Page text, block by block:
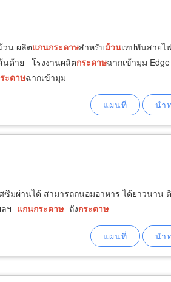
วน ผลิตแกนกระดาษสำหรับม้วนเทปพันสายไ
นด้าย โรงงานผลิตกระดาษฉากเข้ามุม
ะดาษฉากเข้ามุม
ซึมผ่านได้ สามารถถนอมอาหาร ได้ยาวนาน
ฯ -แกนกระดาษ -ถังกระดาษ